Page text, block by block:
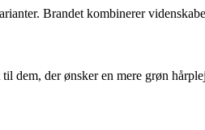
Brandet kombinerer
dem, der ønsker en mere grøn